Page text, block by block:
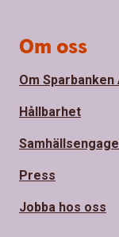
Om oss
Om Sparbanken
Hållbarhet
Press
Jobba hos oss